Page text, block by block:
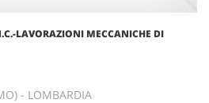
LAVORAZIONI MECCANICHE DI
- LOMBARDIA